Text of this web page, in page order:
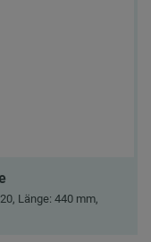
Länge: 440 mm,